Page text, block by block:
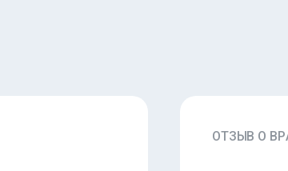
ОТЗЫВ О